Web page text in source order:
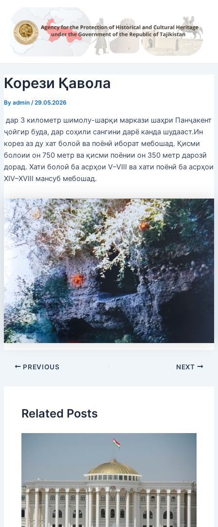
content
Корези Қавола
By admin /29.05.2026
дар 3 километр шимолу-шарқи маркази шаҳри Панҷакент
ҷойгир буда, дар соҳили сангини дарё канда шудааст.Ин
корез аз ду хат болоӣ ва поёнӣ иборат мебошад. Қисми
болоии он 750 метр ва қисми поёнии он 350 метр дарозӣ
дорад. Хати болоӣ ба асрҳои V–VIII ва хати поёнӣ ба асрҳои
XIV–XVIII мансуб мебошад.
PREVIOUS NEXT
Related Posts